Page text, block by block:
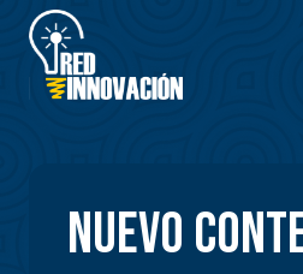
Pasar
contenido
principal
Nuevo